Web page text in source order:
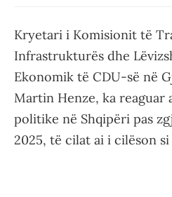
Kryetari i Komisionit të
Infrastrukturës dhe
Ekonomik të CDU-së në
Martin Henze, ka reaguar
politike në Shqipëri pas
2025, të cilat ai i cilëson